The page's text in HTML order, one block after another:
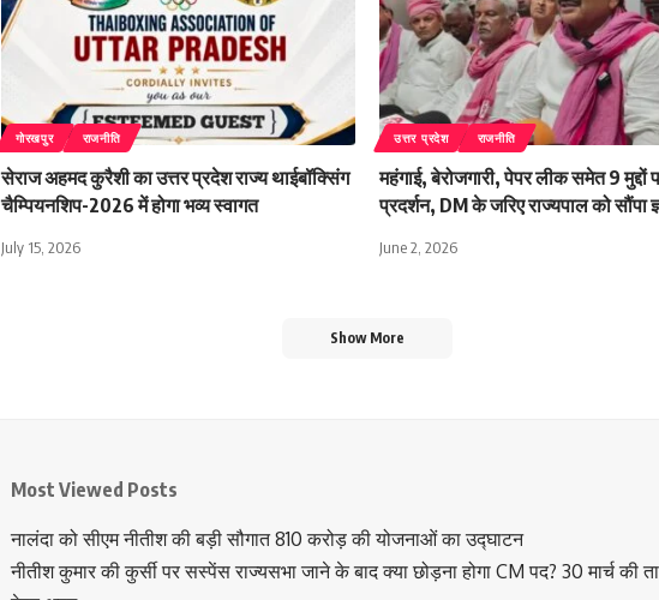
गोरखपुर राजनीति
सेराज अहमद कुरैशी का उत्तर प्रदेश राज्य थाईबॉक्सिंग
चैम्पियनशिप-2026 में होगा भव्य स्वागत
July 15, 2026
उत्तर प्रदेश राजनीति
महंगाई, बेरोजगारी, पेपर लीक समेत 9 मुद्दों
प्रदर्शन, DM के जरिए राज्यपाल को सौंपा
June 2, 2026
Show More
Most Viewed Posts
नालंदा को सीएम नीतीश की बड़ी सौगात 810 करोड़ की योजनाओं का उद्घाटन
नीतीश कुमार की कुर्सी पर सस्पेंस राज्यसभा जाने के बाद क्या छोड़ना होगा CM पद? 30 मार्च की